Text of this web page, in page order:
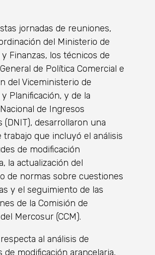
jornadas de reuniones,
del Ministerio de
Finanzas, los técnicos de
de Política Comercial e
del Viceministerio de
Planificación, y de la
de Ingresos
(DNIT), desarrollaron una
trabajo que incluyó el análisis
de modificación
la actualización del
de normas sobre cuestiones
y el seguimiento de las
de la Comisión de
Mercosur (CCM).
al análisis de
de modificación arancelaria,